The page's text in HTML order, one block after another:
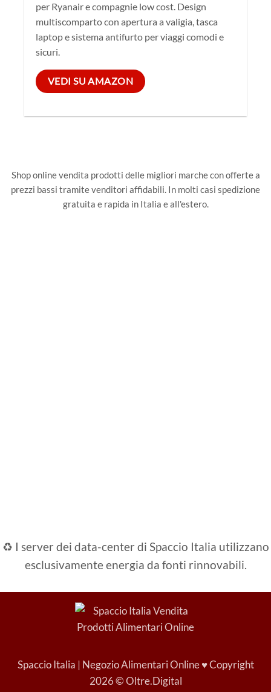
per Ryanair e compagnie low cost. Design
multiscomparto con apertura a valigia, tasca
laptop e sistema antifurto per viaggi comodi e
sicuri.
VEDI SU AMAZON
Shop online vendita prodotti delle migliori marche con offerte a
prezzi bassi tramite venditori affidabili. In molti casi spedizione
gratuita e rapida in Italia e all'estero.
♻️ I server dei data-center di Spaccio Italia utilizzano
esclusivamente energia da fonti rinnovabili.
Spaccio Italia | Negozio Alimentari Online♥ Copyright
2026 © Oltre.Digital